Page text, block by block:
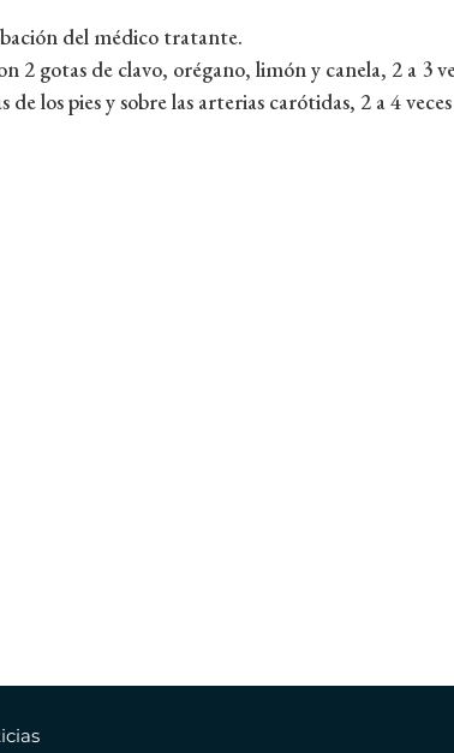
del médico tratante.
gotas de clavo, orégano, limón y canela, 2 a 3
los pies y sobre las arterias carótidas, 2 a 4